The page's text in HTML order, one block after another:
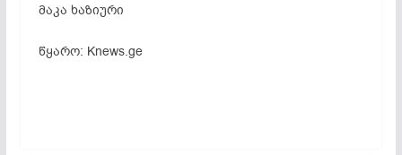
მაკა ხაზიური
წყარო: Knews.ge